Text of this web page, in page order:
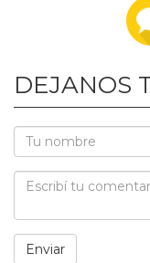
DEJANOS